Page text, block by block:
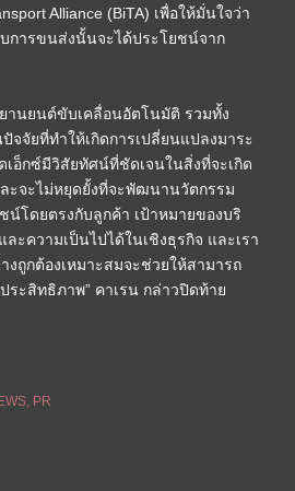
Alliance (BiTA) เพื่อให้มั่นใจว่า
การขนส่งนั้นจะได้ประโยชน์จาก
านยนต์ขับเคลื่อนอัตโนมัติ รวมทั้ง
จจัยที่ทำให้เกิดการเปลี่ยนแปลงมาระ
อ็กซ์มีวิสัยทัศน์ที่ชัดเจนในสิ่งที่จะเกิด
จะไม่หยุดยั้งที่จะพัฒนานวัตกรรม
น์โดยตรงกับลูกค้า เป้าหมายของบริ
ะความเป็นไปได้ในเชิงธุรกิจ และเรา
งถูกต้องเหมาะสมจะช่วยให้สามารถ
ระสิทธิภาพ” คาเรน กล่าวปิดท้าย
PR